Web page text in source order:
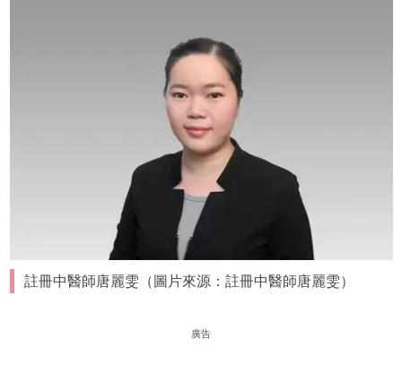
註冊中醫師唐麗雯（圖片來源：註冊中醫師唐麗雯）
廣告